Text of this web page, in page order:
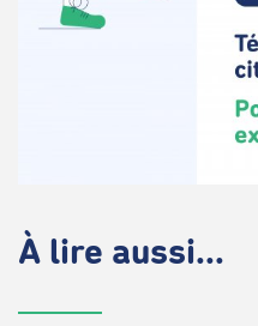
À lire aussi...